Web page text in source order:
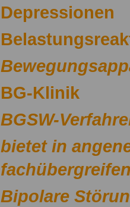
Depressionen
BG-Klinik
BGSW-
bietet in
Bipolare